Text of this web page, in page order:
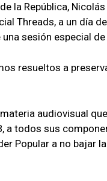
la República,
Threads, a un día
sesión especial
resueltos a
audiovisual
a todos sus
Popular a no bajar